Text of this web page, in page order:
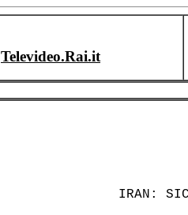
Televideo.Rai.it